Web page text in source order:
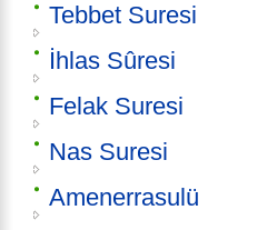
Tebbet Suresi
İhlas Sûresi
Felak Suresi
Nas Suresi
Amenerrasulü